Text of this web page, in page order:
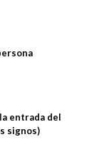
entrada del
signos)